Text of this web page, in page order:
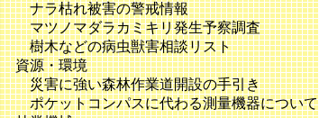
ナラ枯れ被害の警戒情報
マツノマダラカミキリ発生予察調査
樹木などの病虫獣害相談リスト
資源・環境
災害に強い森林作業道開設の手引き
ポケットコンパスに代わる測量機器について